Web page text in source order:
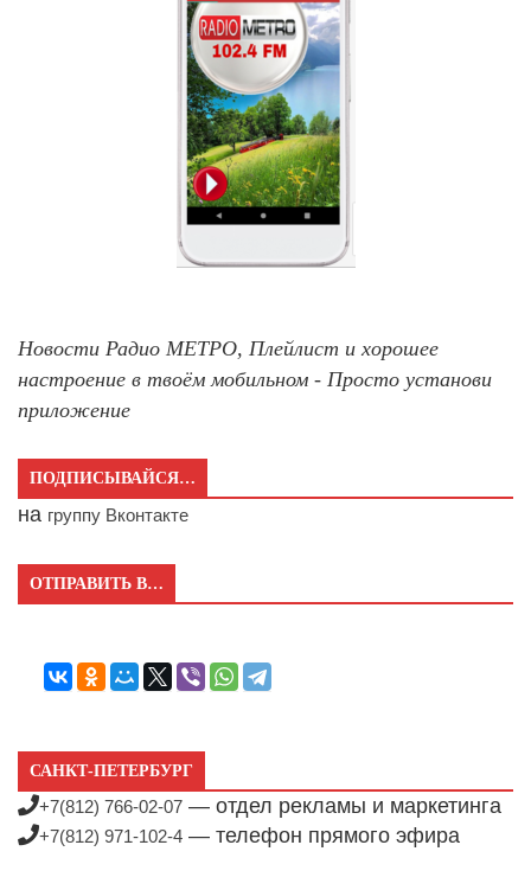
Новости Радио МЕТРО, Плейлист и хорошее
настроение в твоём мобильном - Просто установи
приложение
ПОДПИСЫВАЙСЯ…
на группу Вконтакте
ОТПРАВИТЬ В…
САНКТ-ПЕТЕРБУРГ
+7(812) 766-02-07 — отдел рекламы и маркетинга
+7(812) 971-102-4 — телефон прямого эфира